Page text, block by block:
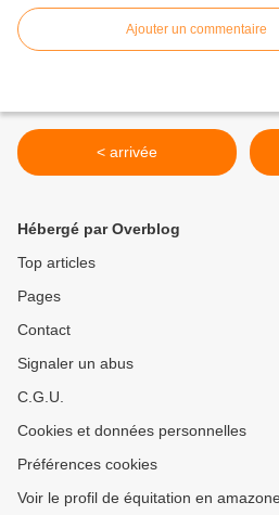
Ajouter un commentaire
< arrivée
Hébergé par Overblog
Top articles
Pages
Contact
Signaler un abus
C.G.U.
Cookies et données personnelles
Préférences cookies
Voir le profil de équitation en